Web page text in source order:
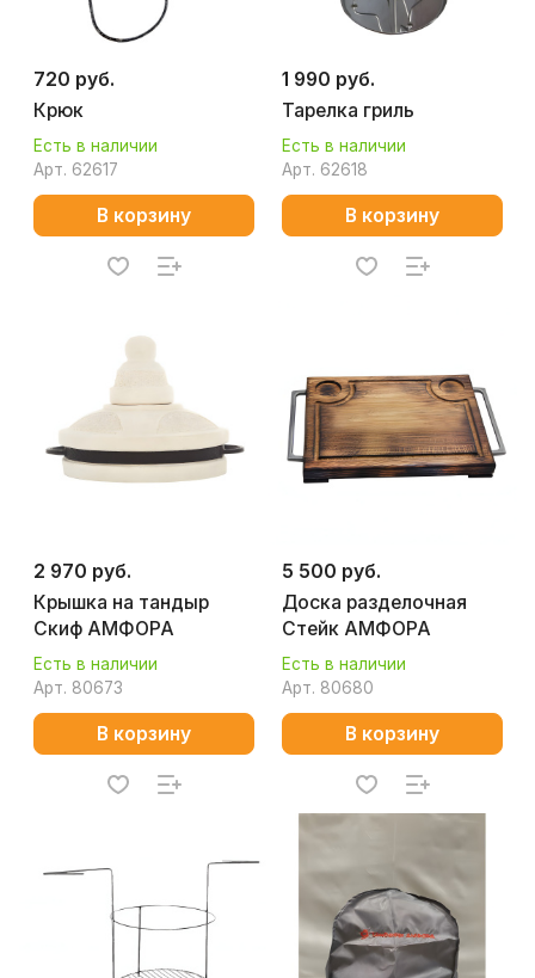
720 руб.
Крюк
Есть в наличии
Арт. 62617
В корзину
1 990 руб.
Тарелка гриль
Есть в наличии
Арт. 62618
В корзину
2 970 руб.
Крышка на тандыр
Скиф АМФОРА
Есть в наличии
Арт. 80673
В корзину
5 500 руб.
Доска разделочная
Стейк АМФОРА
Есть в наличии
Арт. 80680
В корзину